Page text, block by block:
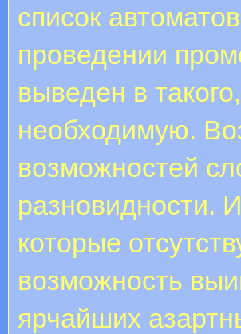
список
проведении
выведен в
необходимую.
возможностей
разновидности.
которые
возможность
ярчайших